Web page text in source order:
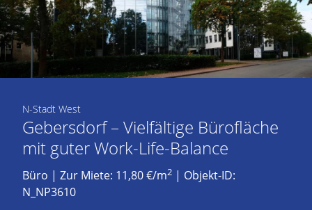
N-Stadt West
Gebersdorf – Vielfältige Bürofläche
mit guter Work-Life-Balance
Büro | Zur Miete: 11,80 €/m2 | Objekt-ID:
N_NP3610